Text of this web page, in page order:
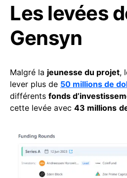
Les levées
Gensyn
Malgré la jeunesse du projet,
lever plus de 50 millions de
différents fonds
cette levée avec 43 millions